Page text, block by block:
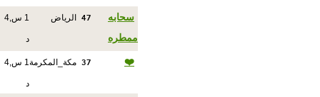
سحابه
ممطره
47 الرياض 1 س,4
د
❤️
37 مكة_المكرمة 1 س,4
د